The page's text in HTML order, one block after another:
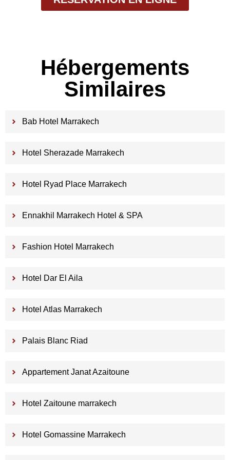
Hébergements
Similaires
Bab Hotel Marrakech
Hotel Sherazade Marrakech
Hotel Ryad Place Marrakech
Ennakhil Marrakech Hotel & SPA
Fashion Hotel Marrakech
Hotel Dar El Aila
Hotel Atlas Marrakech
Palais Blanc Riad
Appartement Janat Azaitoune
Hotel Zaitoune marrakech
Hotel Gomassine Marrakech